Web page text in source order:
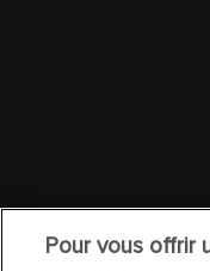
Pour vous offrir